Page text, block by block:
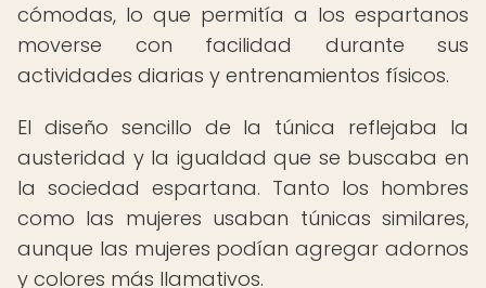
cómodas, lo que permitía a los espartanos
moverse con facilidad durante sus
actividades diarias y entrenamientos físicos.
El diseño sencillo de la túnica reflejaba la
austeridad y la igualdad que se buscaba en
la sociedad espartana. Tanto los hombres
como las mujeres usaban túnicas similares,
aunque las mujeres podían agregar adornos
y colores más llamativos.